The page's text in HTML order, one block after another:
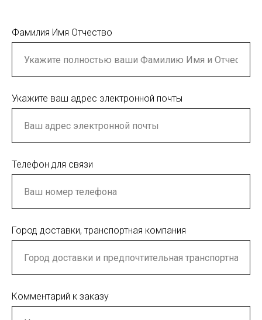
Фамилия Имя Отчество
Укажите ваш адрес электронной почты
Телефон для связи
Город доставки, транспортная компания
Комментарий к заказу